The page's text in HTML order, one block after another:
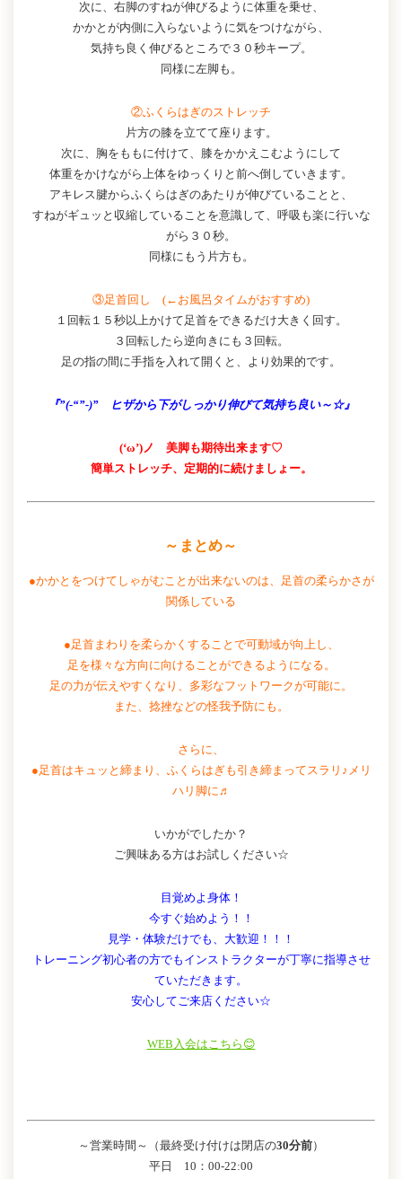
次に、右脚のすねが伸びるように体重を乗せ、
かかとが内側に入らないように気をつけながら、
気持ち良く伸びるところで３０秒キープ。
同様に左脚も。
②ふくらはぎのストレッチ
片方の膝を立てて座ります。
次に、胸をももに付けて、膝をかかえこむようにして
体重をかけながら上体をゆっくりと前へ倒していきます。
アキレス腱からふくらはぎのあたりが伸びていることと、
すねがギュッと収縮していることを意識して、呼吸も楽に行いな
がら３０秒。
同様にもう片方も。
③足首回し (←お風呂タイムがおすすめ)
１回転１５秒以上かけて足首をできるだけ大きく回す。
３回転したら逆向きにも３回転。
足の指の間に手指を入れて開くと、より効果的です。
『”(-“”-)” ヒザから下がしっかり伸びて気持ち良い～☆』
(‘ω’)ノ 美脚も期待出来ます♡
簡単ストレッチ、定期的に続けましょー。
～まとめ～
●かかとをつけてしゃがむことが出来ないのは、足首の柔らかさが
関係している
●足首まわりを柔らかくすることで可動域が向上し、
足を様々な方向に向けることができるようになる。
足の力が伝えやすくなり、多彩なフットワークが可能に。
また、捻挫などの怪我予防にも。
さらに、
●足首はキュッと締まり、ふくらはぎも引き締まってスラリ♪メリ
ハリ脚に♬
いかがでしたか？
ご興味ある方はお試しください☆
目覚めよ身体！
今すぐ始めよう！！
見学・体験だけでも、大歓迎！！！
トレーニング初心者の方でもインストラクターが丁寧に指導させ
ていただきます。
安心してご来店ください☆
WEB入会はこちら😊
～営業時間～（最終受け付けは閉店の30分前）
平日 10：00-22:00